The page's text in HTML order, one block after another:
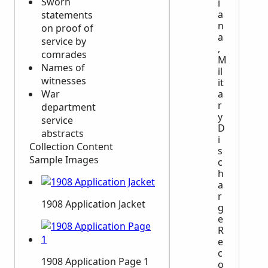
statements
on proof of
service by
comrades
Names of
witnesses
War
department
service
abstracts
Collection Content
Sample Images
1908 Application Jacket
1908 Application Page 1
i
a
n
a
,
M
il
it
a
r
y
D
i
s
c
h
a
r
g
e
R
e
c
o